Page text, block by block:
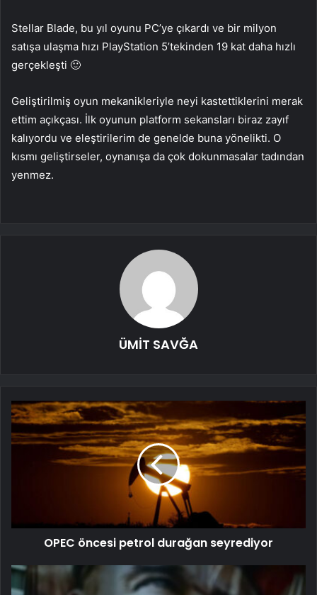
Stellar Blade, bu yıl oyunu PC’ye çıkardı ve bir milyon
satışa ulaşma hızı PlayStation 5’tekinden 19 kat daha hızlı
gerçekleşti 🙂
Geliştirilmiş oyun mekanikleriyle neyi kastettiklerini merak
ettim açıkçası. İlk oyunun platform sekansları biraz zayıf
kalıyordu ve eleştirilerim de genelde buna yönelikti. O
kısmı geliştirseler, oynanışa da çok dokunmasalar tadından
yenmez.
ÜMİT SAVĞA
OPEC öncesi petrol durağan seyrediyor